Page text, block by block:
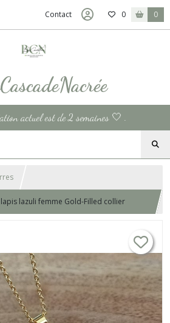
Contact 0 0
actuel est de 2 semaines 🤍 .
lazuli femme Gold-Filled collier